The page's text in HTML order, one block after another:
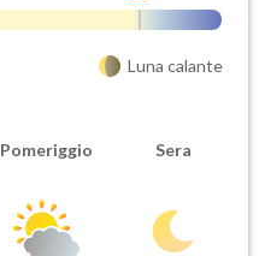
Luna calante
Pomeriggio Sera